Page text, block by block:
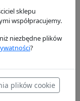
hydrauliczny
P764668
148.19 zł
sklepu
współpracujemy.
niezbędne plików
?
plików cookie